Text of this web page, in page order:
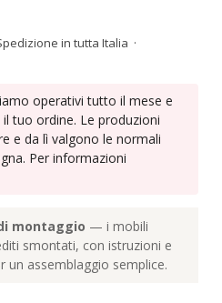
in tutta Italia ·
operativi tutto il mese e
tuo ordine. Le produzioni
e da lì valgono le normali
Per informazioni
montaggio — i mobili
smontati, con istruzioni e
un assemblaggio semplice.